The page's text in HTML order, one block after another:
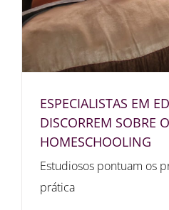
ESPECIALISTAS EM
DISCORREM SOBRE O
HOMESCHOOLING
Estudiosos pontuam os
prática